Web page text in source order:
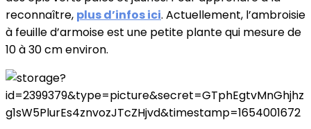
reconnaître, plus d’infos ici. Actuellement, l’ambroisie
à feuille d’armoise est une petite plante qui mesure de
10 à 30 cm environ.